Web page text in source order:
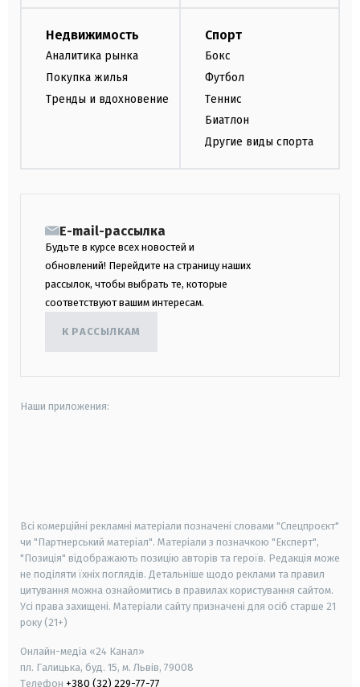
Недвижимость
Аналитика рынка
Покупка жилья
Тренды и вдохновение
Спорт
Бокс
Футбол
Теннис
Биатлон
Другие виды спорта
E-mail-рассылка
Будьте в курсе всех новостей и
обновлений! Перейдите на страницу наших
рассылок, чтобы выбрать те, которые
соответствуют вашим интересам.
К РАССЫЛКАМ
Наши приложения:
Всі комерційні рекламні матеріали позначені словами "Спецпроєкт"
чи "Партнерський матеріал". Матеріали з позначкою "Експерт",
"Позиція" відображають позицію авторів та героїв. Редакція може
не поділяти їхніх поглядів. Детальніше щодо реклами та правил
цитування можна ознайомитись в правилах користування сайтом.
Усі права захищені. Матеріали сайту призначені для осіб старше 21
року (21+)
Онлайн-медіа «24 Канал»
пл. Галицька, буд. 15, м. Львів, 79008
Телефон +380 (32) 229-77-77